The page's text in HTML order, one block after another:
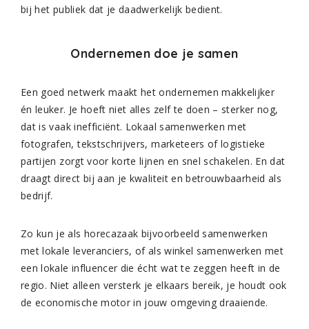
bij het publiek dat je daadwerkelijk bedient.
Ondernemen doe je samen
Een goed netwerk maakt het ondernemen makkelijker
én leuker. Je hoeft niet alles zelf te doen – sterker nog,
dat is vaak inefficiënt. Lokaal samenwerken met
fotografen, tekstschrijvers, marketeers of logistieke
partijen zorgt voor korte lijnen en snel schakelen. En dat
draagt direct bij aan je kwaliteit en betrouwbaarheid als
bedrijf.
Zo kun je als horecazaak bijvoorbeeld samenwerken
met lokale leveranciers, of als winkel samenwerken met
een lokale influencer die écht wat te zeggen heeft in de
regio. Niet alleen versterk je elkaars bereik, je houdt ook
de economische motor in jouw omgeving draaiende.